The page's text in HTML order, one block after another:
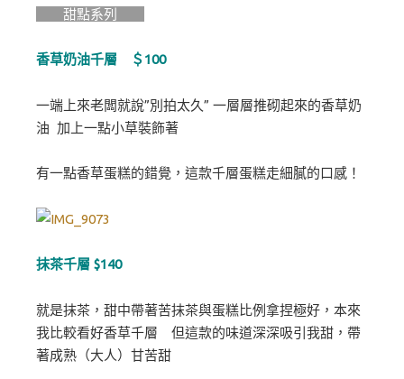
甜點系列
香草奶油千層 ＄100
一端上來老闆就說”別拍太久” 一層層推砌起來的香草奶
油 加上一點小草裝飾著
有一點香草蛋糕的錯覺，這款千層蛋糕走細膩的口感！
抹茶千層 $140
就是抹茶，甜中帶著苦抹茶與蛋糕比例拿捏極好，本來
我比較看好香草千層 但這款的味道深深吸引我甜，帶
著成熟（大人）甘苦甜